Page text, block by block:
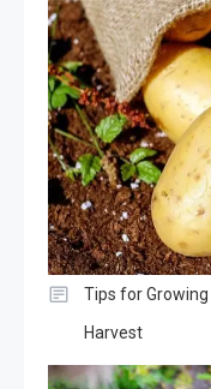
Tips for
Harvest